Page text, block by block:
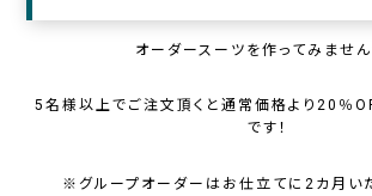
オーダースーツを作ってみません
5名様以上でご注文頂くと通常価格より20％
です！
※グループオーダーはお仕立てに2カ月い